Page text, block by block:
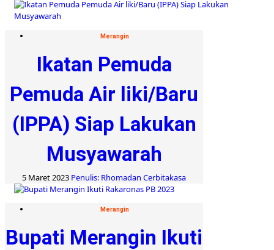
Merangin
Ikatan Pemuda
Pemuda Air liki/Baru
(IPPA) Siap Lakukan
Musyawarah
5 Maret 2023 Penulis: Rhomadan Cerbitakasa
Merangin
Bupati Merangin Ikuti